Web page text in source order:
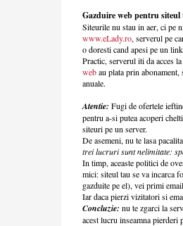
Gazduire web pentru siteul
Siteurile nu stau in aer, ci pe
www.eLady.ro, serverul pe
o doresti cand apesi pe un
Practic, serverul iti da acces
webau plata prin
anuale.
Atentie: Fugi de ofertele
pentru a-si putea acoperi
siteuri pe un server.
De asemeni, nu te lasa
trei lucruri sunt nelimitate:
In timp, aceaste politici de
mici: siteul tau se va incarca
gazduite pe el), vei primi
Iar daca pierzi vizitatori si
Concluzie: nu te zgarci la
acest lucru inseamna pierderi